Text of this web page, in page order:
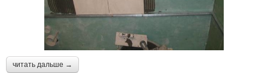
читать дальше →